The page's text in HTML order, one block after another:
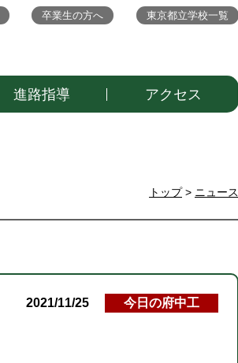
進路指導 アクセス
卒業生の方へ 東京都立学校一覧
トップ> ニュース
2021/11/25 今日の府中工